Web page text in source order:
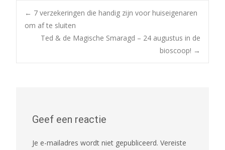
Bericht
navigatie
← 7 verzekeringen die handig zijn voor huiseigenaren
om af te sluiten
Ted & de Magische Smaragd – 24 augustus in de
bioscoop! →
Geef een reactie
Je e-mailadres wordt niet gepubliceerd. Vereiste